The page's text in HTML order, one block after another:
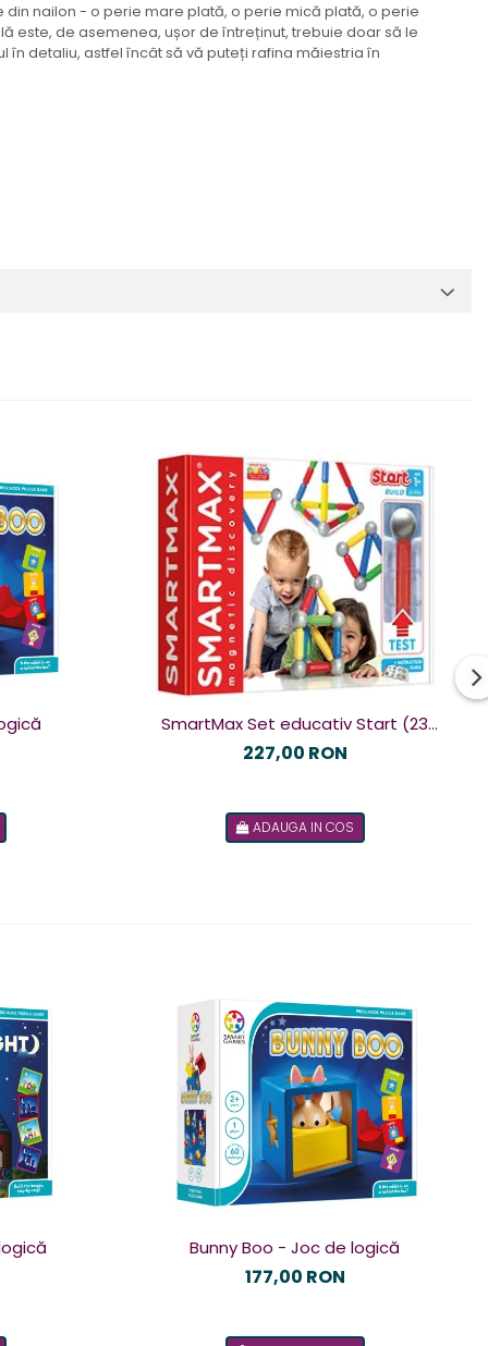
nailon - o perie mare plată, o perie mică plată, o perie
este, de asemenea, ușor de întreținut, trebuie doar să le
detaliu, astfel încât să vă puteți rafina măiestria în
SmartMax Set educativ Start (23
piese) cu fereastra de test
227,00 RON
ADAUGA IN COS
Bunny Boo - Joc de logică
177,00 RON